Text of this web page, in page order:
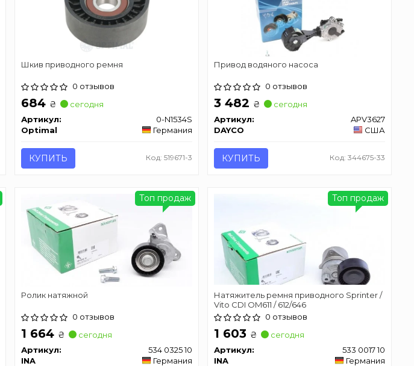
Шкив приводного ремня
0 отзывов
684 ₴
сегодня
Артикул:
0-N1534S
Optimal
Германия
КУПИТЬ Код: 519671-3
Привод водяного насоса
0 отзывов
3 482 ₴
сегодня
Артикул:
APV3627
DAYCO
США
КУПИТЬ Код: 344675-33
Ролик натяжной
0 отзывов
1 664 ₴
сегодня
Артикул:
534 0325 10
INA
Германия
Топ продаж
Натяжитель ремня приводного Sprinter /
Vito CDI OM611 / 612/646
0 отзывов
1 603 ₴
сегодня
Артикул:
533 0017 10
INA
Германия
Топ продаж